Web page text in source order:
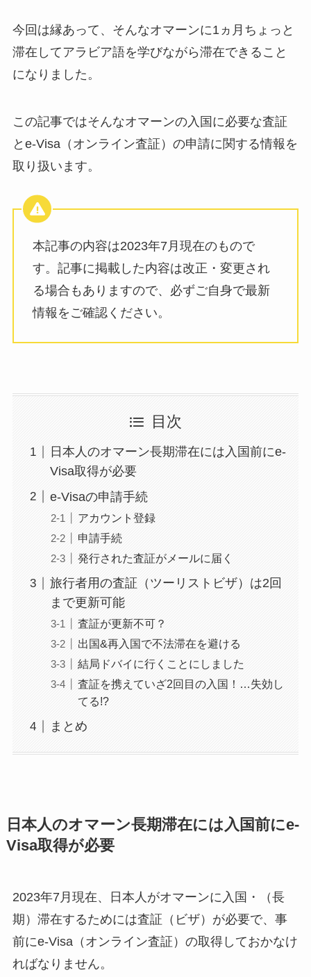
今回は縁あって、そんなオマーンに1ヵ月ちょっと
滞在してアラビア語を学びながら滞在できること
になりました。
この記事ではそんなオマーンの入国に必要な査証
とe-Visa（オンライン査証）の申請に関する情報を
取り扱います。
本記事の内容は2023年7月現在のもので
す。記事に掲載した内容は改正・変更され
る場合もありますので、必ずご自身で最新
情報をご確認ください。
目次
日本人のオマーン長期滞在には入国前にe-
Visa取得が必要
e-Visaの申請手続
アカウント登録
申請手続
発行された査証がメールに届く
旅行者用の査証（ツーリストビザ）は2回
まで更新可能
査証が更新不可？
出国&再入国で不法滞在を避ける
結局ドバイに行くことにしました
査証を携えていざ2回目の入国！…失効し
てる!?
まとめ
日本人のオマーン長期滞在には入国前にe-
Visa取得が必要
2023年7月現在、日本人がオマーンに入国・（長
期）滞在するためには査証（ビザ）が必要で、事
前にe-Visa（オンライン査証）の取得しておかなけ
ればなりません。